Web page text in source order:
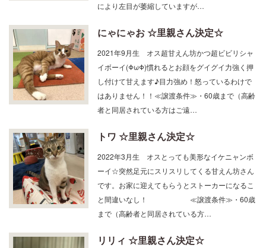
により左目が萎縮していますが…
にゃにゃお ☆里親さん決定☆
2021年9月生 オス超甘えん坊かつ超ビビリシャ
イボーイ(ΦωΦ)慣れるとお顔をグイグイ力強く押
し付けて甘えます♪目力強め！怒っているわけで
はありません！！≪譲渡条件≫・60歳まで（高齢
者と同居されている方はご遠…
トワ ☆里親さん決定☆
2022年3月生 オスとっても美形なイケニャンボ
ーイ☆突然足元にスリスリしてくる甘えん坊さん
です。お家に迎えてもらうとストーカーになるこ
と間違いなし！ ≪譲渡条件≫・60歳
まで（高齢者と同居されている方…
リリィ ☆里親さん決定☆